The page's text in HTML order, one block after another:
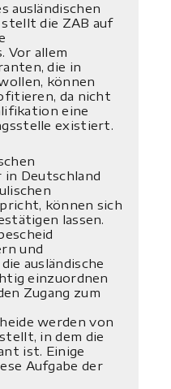
ausländischen
stellt die ZAB auf
Vor allem
die in
können
da nicht
eine
existiert.
in Deutschland
können sich
lassen.
und
ausländische
einzuordnen
Zugang zum
werden von
in dem die
ist. Einige
Aufgabe der